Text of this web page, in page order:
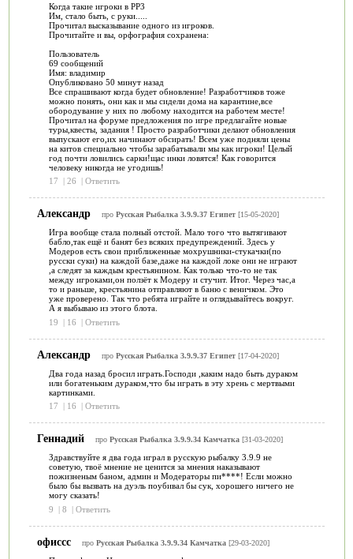
Когда такие игроки в РР3
Им, стало быть, с руки.....
Прочитал высказывание одного из игроков.
Прочитайте и вы, орфография сохранена:
Пользователь
69 сообщений
Имя: владимир
Опубликовано 50 минут назад
Все спрашивают когда будет обновление! Разработчиков тоже
можно понять, они как и мы сидели дома на карантине,все
обородувание у них по любому находится на рабочем месте!
Прочитал на форуме предложения по игре предлагайте новые
туры,квесты, задания ! Просто разработчики делают обновления
выпускают его,их начинают обсирать! Всем уже подняли цены
на китов специально чтобы зарабатывали мы как игроки! Целый
год почти ловились сарки!щас инки ловятся! Как говорится
человеку никогда не угодишь!
17
| 26 | Ответить
Александр про Русская Рыбалка 3.9.9.37 Египет[15-05-2020]
Игра вообще стала полный отстой. Мало того что вытягивают
бабло,так ещё и банят без всяких предупреждений. Здесь у
Модеров есть свои приближенные мохрушники-стукачки(по
русски суки) на каждой базе,даже на каждой локе они не играют
,а следят за каждым крестьянином. Как только что-то не так
между игроками,он ползёт к Модеру и стучит. Итог. Через час,а
то и раньше, крестьянина отправляют в баню с веничком. Это
уже проверено. Так что ребята играйте и оглядывайтесь вокруг.
А я выбываю из этого блота.
19
| 16 | Ответить
Александр про Русская Рыбалка 3.9.9.37 Египет[17-04-2020]
Два года назад бросил играть.Господи ,каким надо быть дураком
или богатеньким дураком,что бы играть в эту хрень с мертвыми
картинками.
17
| 16 | Ответить
Геннадий про Русская Рыбалка 3.9.9.34 Камчатка[31-03-2020]
Здравствуйте я два года играл в русскую рыбалку 3.9.9 не
советую, твоё мнение не ценится за мнения наказывают
пожизненым баном, админ и Модераторы пи****! Если можно
было бы вызвать на дуэль поубивал бы сук, хорошего ничего не
могу сказать!
9
| 8 | Ответить
офиссс про Русская Рыбалка 3.9.9.34 Камчатка[29-03-2020]